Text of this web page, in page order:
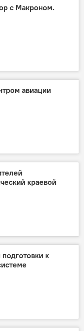
с Макроном.
авиации
краевой
к